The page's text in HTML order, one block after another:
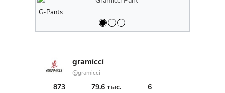
G-Pants
gramicci
@gramicci
873 79.6 тыс. 6